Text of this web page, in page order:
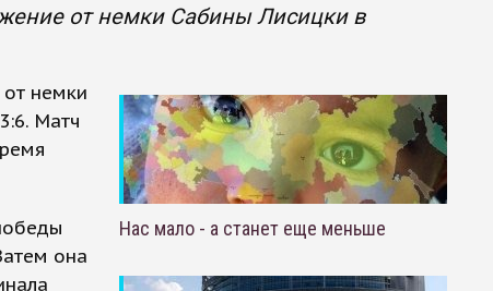
от немки Сабины Лисицки в
немки
Матч
она
Нас мало - а станет еще меньше